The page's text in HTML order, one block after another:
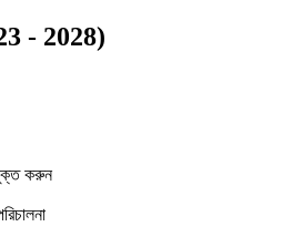
- 2028)
করুন